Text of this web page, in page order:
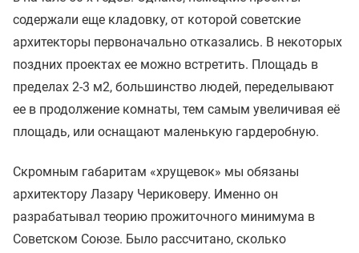
содержали еще кладовку, от которой советские
архитекторы первоначально отказались. В некоторых
поздних проектах ее можно встретить. Площадь в
пределах 2-3 м2, большинство людей, переделывают
ее в продолжение комнаты, тем самым увеличивая её
площадь, или оснащают маленькую гардеробную.
Скромным габаритам «хрущевок» мы обязаны
архитектору Лазару Чериковеру. Именно он
разрабатывал теорию прожиточного минимума в
Советском Союзе. Было рассчитано, сколько